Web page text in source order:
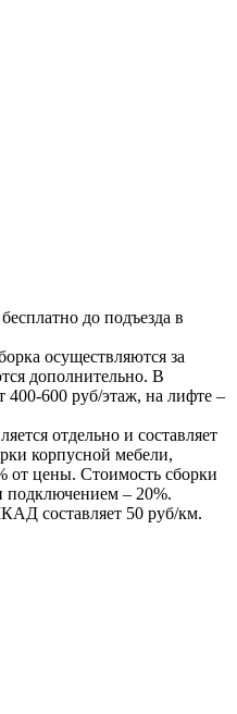
до подъезда в
осуществляются за
дополнительно. В
400-600 руб/этаж, на лифте –
отдельно и составляет
корпусной мебели,
от цены. Стоимость сборки
подключением – 20%.
составляет 50 руб/км.